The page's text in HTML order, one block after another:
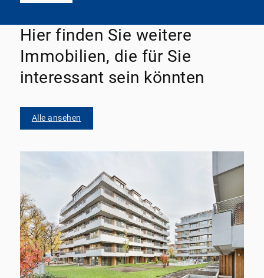
Hier finden Sie weitere
Immobilien, die für Sie
interessant sein könnten
Alle ansehen